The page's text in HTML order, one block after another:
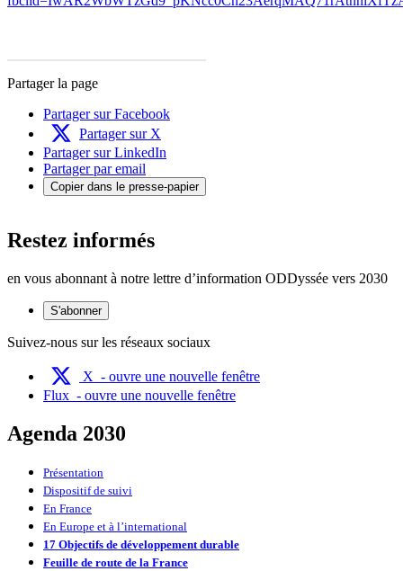
Partager la page
Partager sur Facebook
Partager sur X
Partager sur LinkedIn
Partager par email
Copier dans le presse-papier
Restez informés
en vous abonnant à notre lettre d’information ODDyssée vers 2030
S'abonner
Suivez-nous sur les réseaux sociaux
X - ouvre une nouvelle fenêtre
Flux - ouvre une nouvelle fenêtre
Agenda 2030
Présentation
Dispositif de suivi
En France
En Europe et à l’international
17 Objectifs de développement durable
Feuille de route de la France